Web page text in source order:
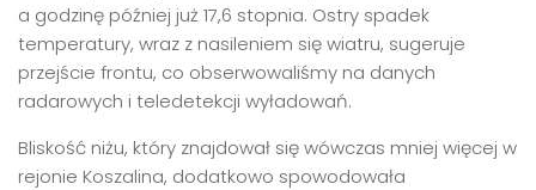
a godzinę później już 17,6 stopnia. Ostry spadek
temperatury, wraz z nasileniem się wiatru, sugeruje
przejście frontu, co obserwowaliśmy na danych
radarowych i teledetekcji wyładowań.
Bliskość niżu, który znajdował się wówczas mniej więcej w
rejonie Koszalina, dodatkowo spowodowała